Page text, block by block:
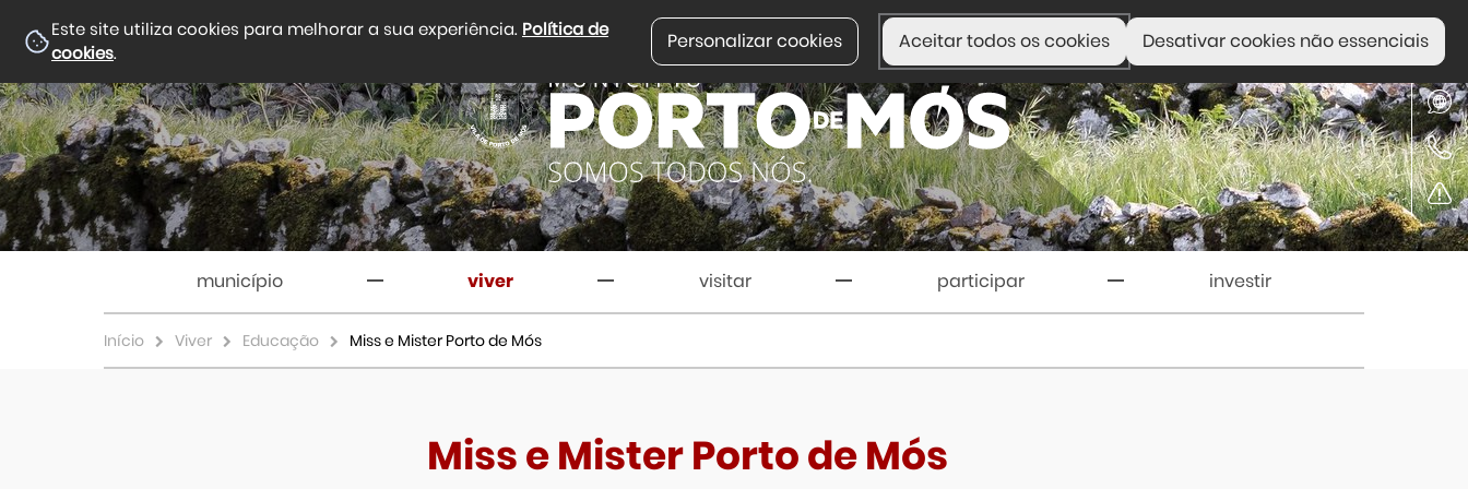
Este site utiliza cookies para melhorar a sua experiência. Política de
cookies. Personalizar cookies Aceitar todos os cookies Desativar cookies não essenciais
município viver visitar participar investir
Início Viver Educação Miss e Mister Porto de Mós
Miss e Mister Porto de Mós